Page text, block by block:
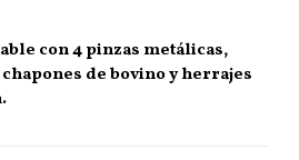
con 4 pinzas metálicas,
de bovino y herrajes